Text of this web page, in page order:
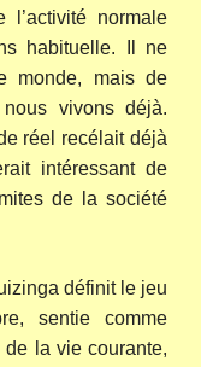
l’activité normale
habituelle. Il ne
monde, mais de
vivons déjà.
réel recélait déjà
intéressant de
de la société
définit le jeu
sentie comme
la vie courante,